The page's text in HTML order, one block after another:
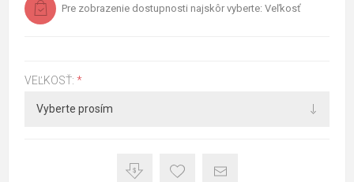
Pre zobrazenie dostupnosti najskôr vyberte: Veľkosť
VEĽKOSŤ: *